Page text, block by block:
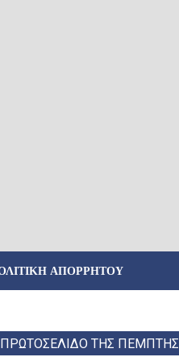
ΑΠΟΡΡΉΤΟΥ
ΤΗΣ ΠΕΜΠΤΗΣ